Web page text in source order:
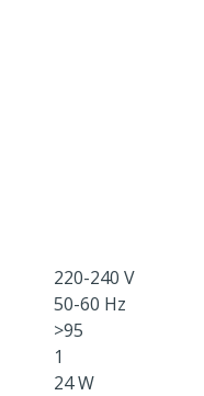
220-240 V
50-60 Hz
>95
1
24 W